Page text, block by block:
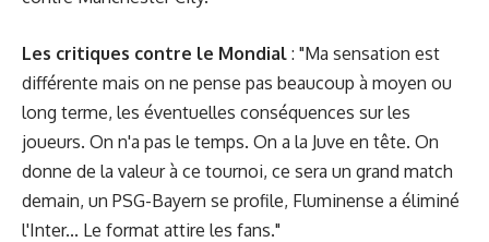
Les critiques contre le Mondial : "Ma sensation est
différente mais on ne pense pas beaucoup à moyen ou
long terme, les éventuelles conséquences sur les
joueurs. On n'a pas le temps. On a la Juve en tête. On
donne de la valeur à ce tournoi, ce sera un grand match
demain, un PSG-Bayern se profile, Fluminense a éliminé
l'Inter... Le format attire les fans."